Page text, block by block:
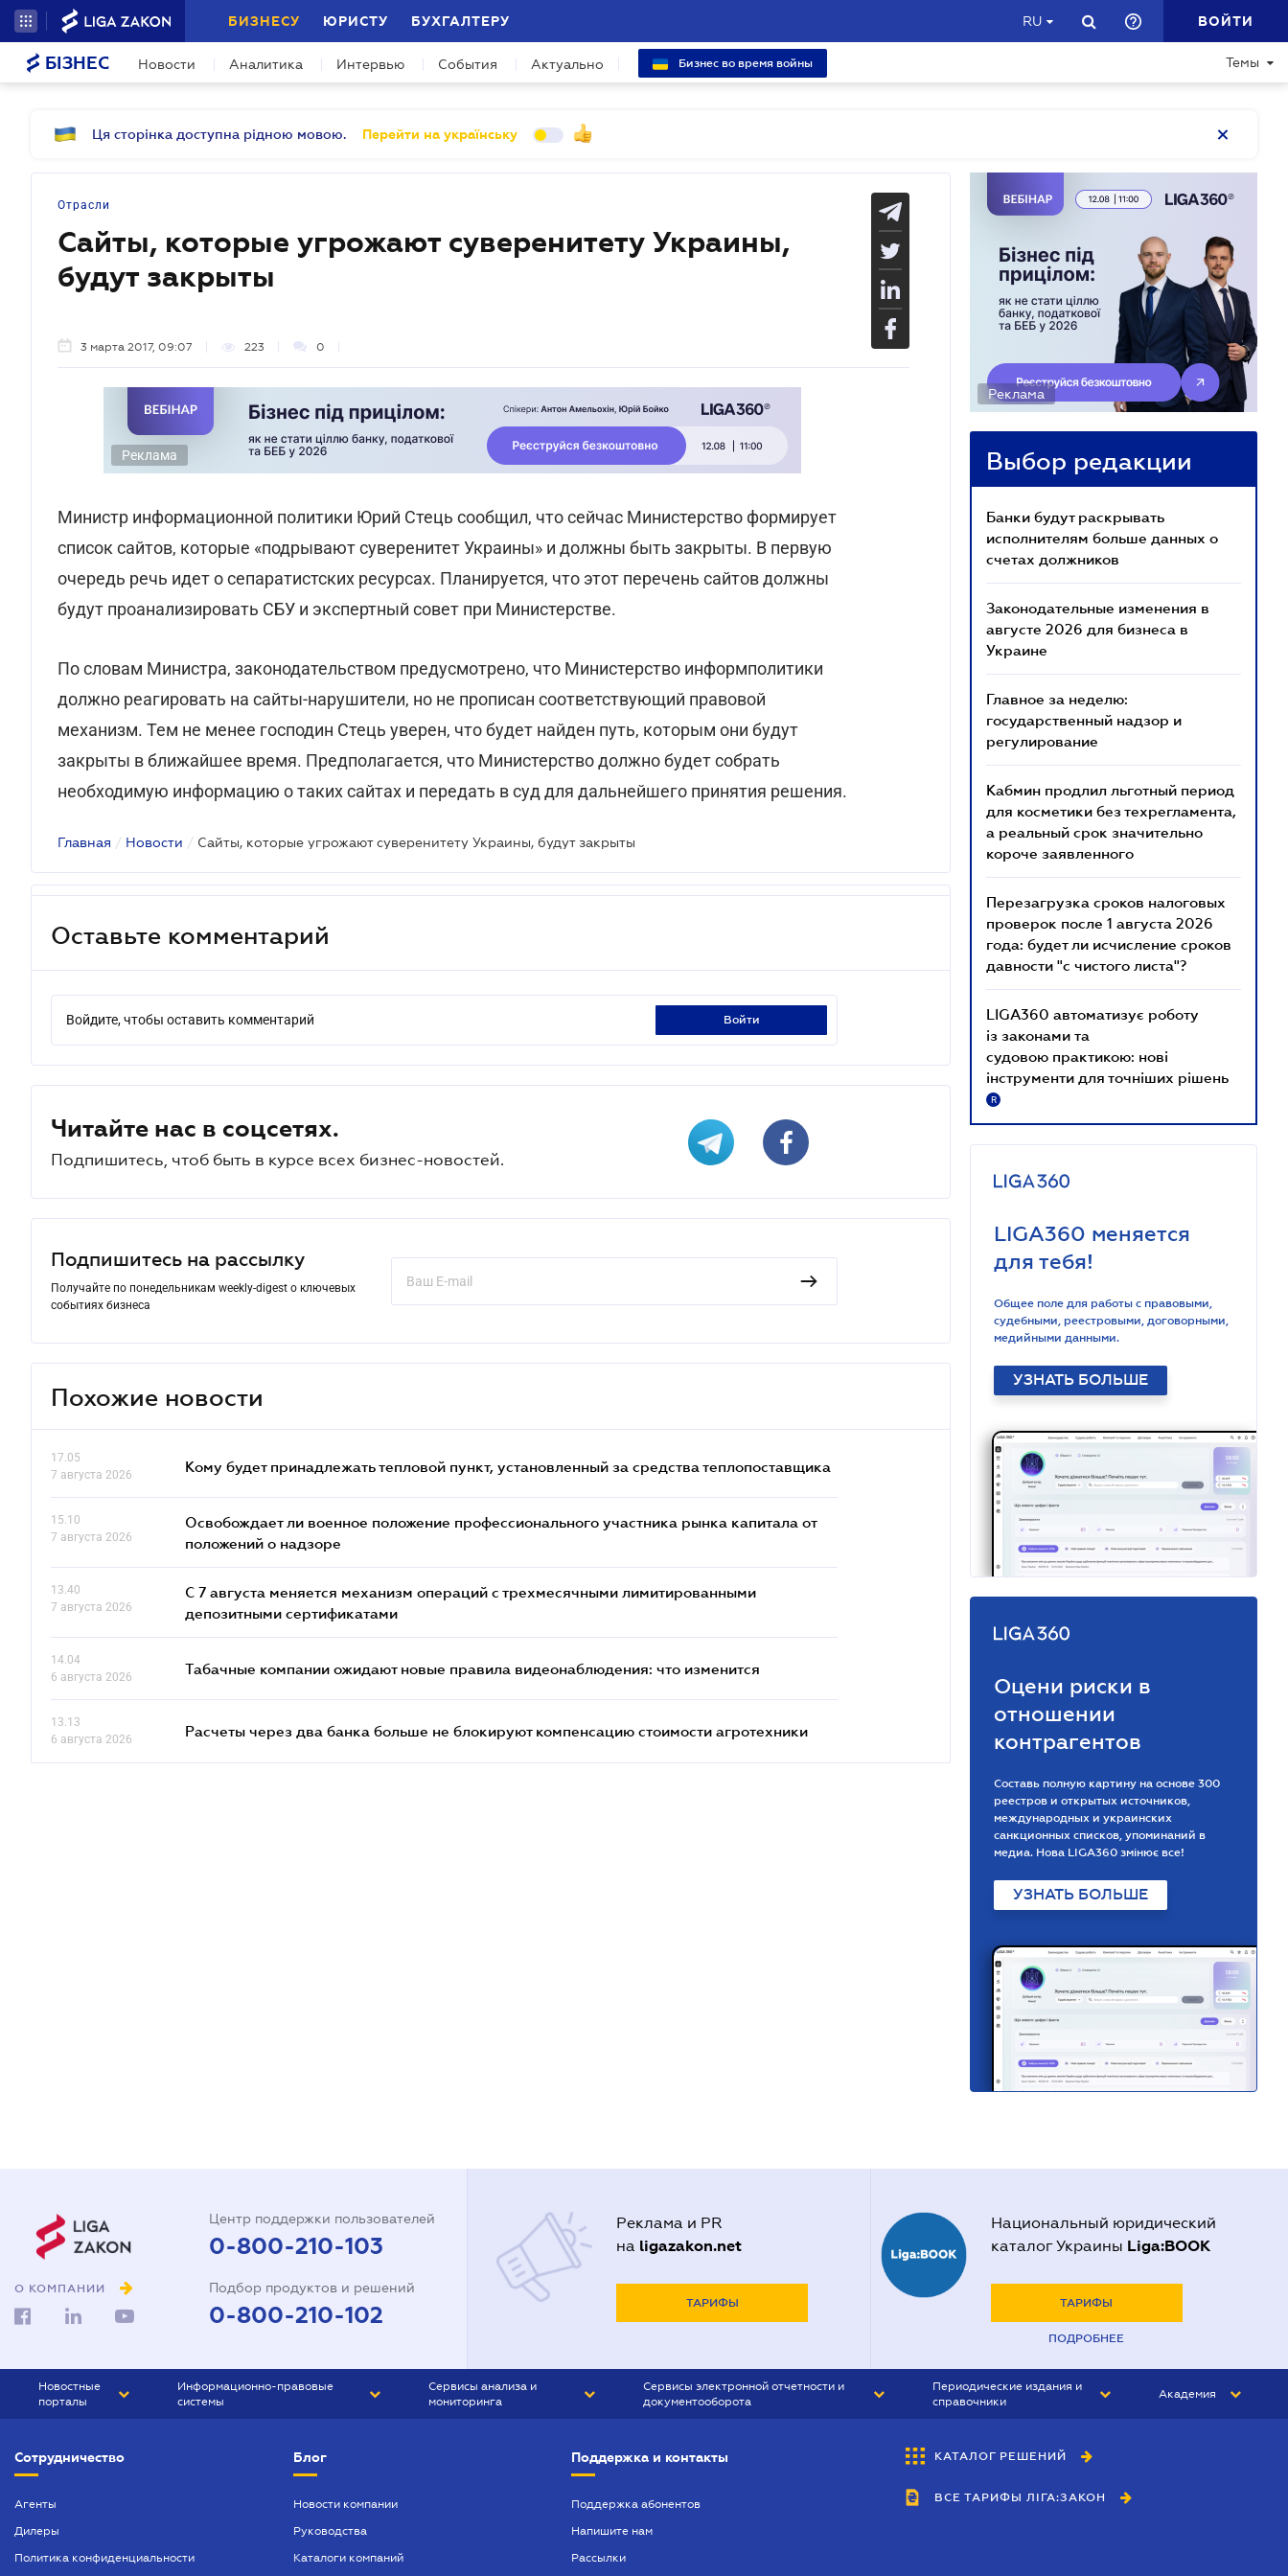
БИЗНЕСУ ЮРИСТУ БУХГАЛТЕРУ RU ВОЙТИ
БІЗНЕС Новости Аналитика Интервью События Актуально Бизнес во время войны Темы
Ця сторінка доступна рідною мовою. Перейти на українську
Отрасли
Сайты, которые угрожают суверенитету Украины,
будут закрыты
3 марта 2017, 09:07 223 0
Реклама
Министр информационной политики Юрий Стець сообщил, что сейчас Министерство формирует
список сайтов, которые «подрывают суверенитет Украины» и должны быть закрыты. В первую
очередь речь идет о сепаратистских ресурсах. Планируется, что этот перечень сайтов должны
будут проанализировать СБУ и экспертный совет при Министерстве.
По словам Министра, законодательством предусмотрено, что Министерство информполитики
должно реагировать на сайты-нарушители, но не прописан соответствующий правовой
механизм. Тем не менее господин Стець уверен, что будет найден путь, которым они будут
закрыты в ближайшее время. Предполагается, что Министерство должно будет собрать
необходимую информацию о таких сайтах и передать в суд для дальнейшего принятия решения.
Главная / Новости / Сайты, которые угрожают суверенитету Украины, будут закрыты
Оставьте комментарий
Войдите, чтобы оставить комментарий войти
Читайте нас в соцсетях.
Подпишитесь, чтоб быть в курсе всех бизнес-новостей.
Подпишитесь на рассылку
Получайте по понедельникам weekly-digest о ключевых
событиях бизнеса
Похожие новости
17.05
7 августа 2026
Кому будет принадлежать тепловой пункт, установленный за средства теплопоставщика
15.10
7 августа 2026
Освобождает ли военное положение профессионального участника рынка капитала от
положений о надзоре
13.40
7 августа 2026
С 7 августа меняется механизм операций с трехмесячными лимитированными
депозитными сертификатами
14.04
6 августа 2026
Табачные компании ожидают новые правила видеонаблюдения: что изменится
13.13
6 августа 2026
Расчеты через два банка больше не блокируют компенсацию стоимости агротехники
Реклама
Выбор редакции
Банки будут раскрывать
исполнителям больше данных о
счетах должников
Законодательные изменения в
августе 2026 для бизнеса в
Украине
Главное за неделю:
государственный надзор и
регулирование
Кабмин продлил льготный период
для косметики без техрегламента,
а реальный срок значительно
короче заявленного
Перезагрузка сроков налоговых
проверок после 1 августа 2026
года: будет ли исчисление сроков
давности "с чистого листа"?
LIGA360 автоматизує роботу
із законами та
судовою практикою: нові
інструменти для точніших рішень
R
LIGA360 меняется
для тебя!
Общее поле для работы с правовыми,
судебными, реестровыми, договорными,
медийными данными.
УЗНАТЬ БОЛЬШЕ
Оцени риски в
отношении
контрагентов
Составь полную картину на основе 300
реестров и открытых источников,
международных и украинских
санкционных списков, упоминаний в
медиа. Нова LIGA360 змінює все!
УЗНАТЬ БОЛЬШЕ
О КОМПАНИИ
Центр поддержки пользователей
0-800-210-103
Подбор продуктов и решений
0-800-210-102
Реклама и PR
на ligazakon.net
ТАРИФЫ
Национальный юридический
каталог Украины Liga:BOOK
ТАРИФЫ
ПОДРОБНЕЕ
Новостные
порталы
БИЗНЕС
Информационно-правовые
системы
БУХГАЛТЕР ПРОФ
ЮРИСТ ПРОФ
Сервисы анализа и
мониторинга
Сервисы электронной отчетности и
документооборота
Периодические издания и
справочники
БУХГАЛТЕР&ЗАКОН
ВЕСТНИК МСФО
Академия
Сотрудничество
Агенты
Дилеры
Политика конфиденциальности
Блог
Новости компании
Руководства
Каталоги компаний
Поддержка и контакты
Поддержка абонентов
Напишите нам
Рассылки
КАТАЛОГ РЕШЕНИЙ
ВСЕ ТАРИФЫ ЛІГА:ЗАКОН